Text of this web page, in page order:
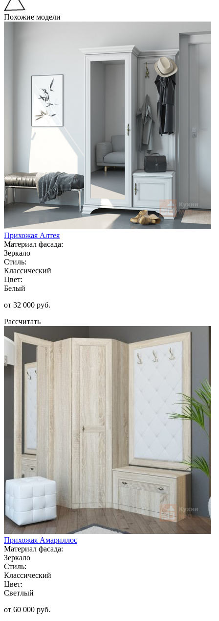
Похожие модели
Прихожая Алтея
Материал фасада:
Зеркало
Стиль:
Классический
Цвет:
Белый
от 32 000 руб.
Рассчитать
Прихожая Амариллос
Материал фасада:
Зеркало
Стиль:
Классический
Цвет:
Светлый
от 60 000 руб.